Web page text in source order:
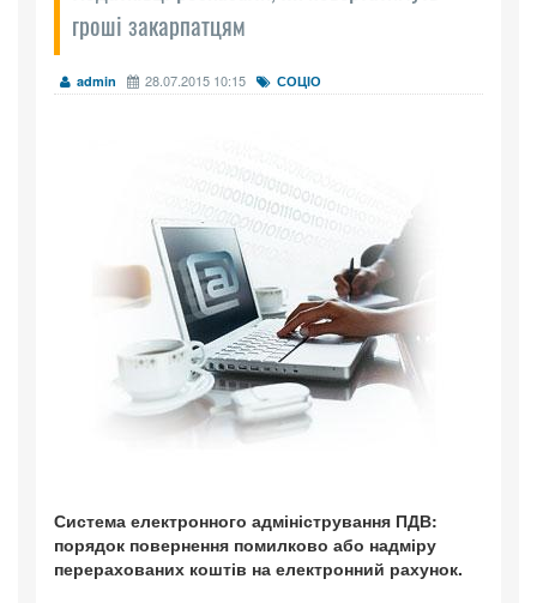
гроші закарпатцям
admin 28.07.2015 10:15 СОЦІО
Система електронного адміністрування ПДВ:
порядок повернення помилково або надміру
перерахованих коштів на електронний рахунок.